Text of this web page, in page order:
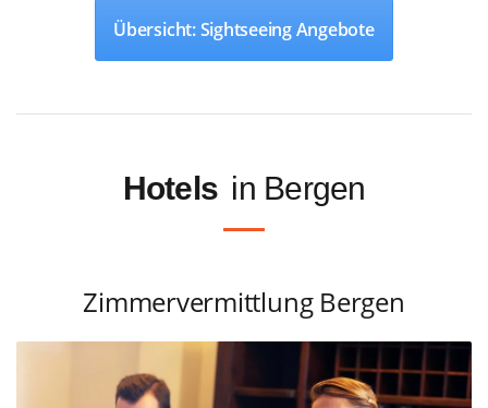
Übersicht: Sightseeing Angebote
Hotels in Bergen
Zimmervermittlung Bergen